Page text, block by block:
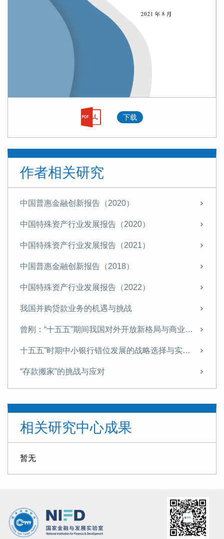
下载
作者相关研究
中国普惠金融创新报告（2020）
中国特殊资产行业发展报告（2020）
中国特殊资产行业发展报告（2021）
中国普惠金融创新报告（2018）
中国特殊资产行业发展报告（2022）
我国并购贷款业务的机遇与挑战
曾刚：“十五五”期间我国对外开放新格局与商业银行经营策略
十五五”时期中小银行错位发展的战略选择与实施路径
“存款搬家”的挑战与应对
信托业需从“规模为王”转向“能力至上”
探索非银机构流动性支持，筑牢金融安全网
【专家观点】回归本源 促进信托业转型升级
曾刚 杨川：科技金融再思考——技术资产的架构与价值的金融化
新规出台，助力地方AMC规范化专业化发展丨曾刚专栏
相关研究中心成果
暂无